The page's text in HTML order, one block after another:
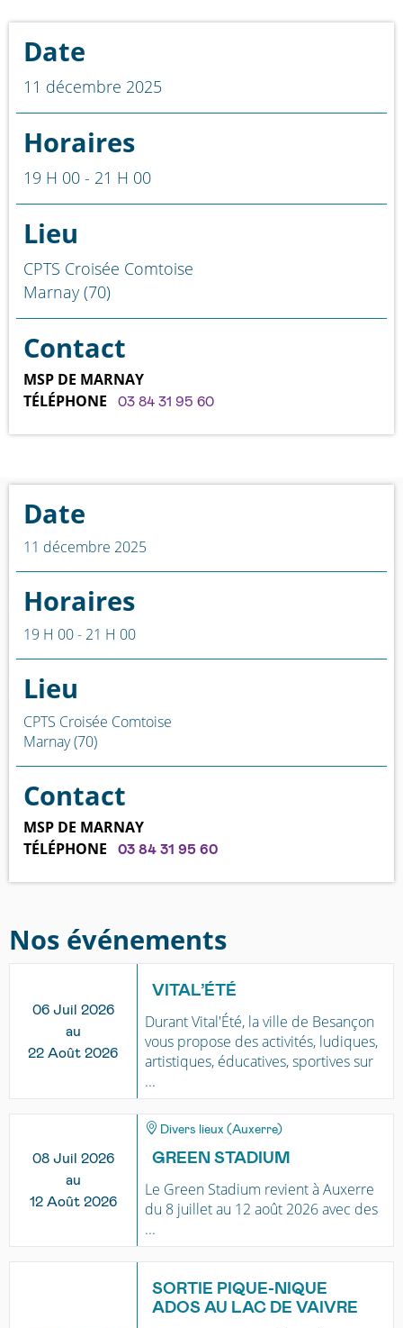
Date
11 décembre 2025
Horaires
19 H 00 - 21 H 00
Lieu
CPTS Croisée Comtoise
Marnay (70)
Contact
MSP DE MARNAY
TÉLÉPHONE
03 84 31 95 60
Date
11 décembre 2025
Horaires
19 H 00 - 21 H 00
Lieu
CPTS Croisée Comtoise
Marnay (70)
Contact
MSP DE MARNAY
TÉLÉPHONE
03 84 31 95 60
Nos événements
06 Juil 2026
au
22 Août 2026
VITAL’ÉTÉ
Durant Vital'Été, la ville de Besançon
vous propose des activités, ludiques,
artistiques, éducatives, sportives sur
...
08 Juil 2026
au
12 Août 2026
Divers lieux (Auxerre)
GREEN STADIUM
Le Green Stadium revient à Auxerre
du 8 juillet au 12 août 2026 avec des
...
SORTIE PIQUE-NIQUE
ADOS AU LAC DE VAIVRE